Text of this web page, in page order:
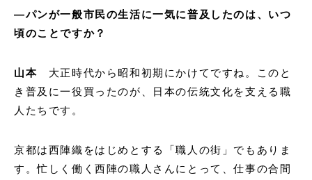
—パンが一般市民の生活に一気に普及したのは、いつ
頃のことですか？
山本
大正時代から昭和初期にかけてですね。このと
き普及に一役買ったのが、日本の伝統文化を支える職
人たちです。
京都は西陣織をはじめとする「職人の街」でもありま
す。忙しく働く西陣の職人さんにとって、仕事の合間